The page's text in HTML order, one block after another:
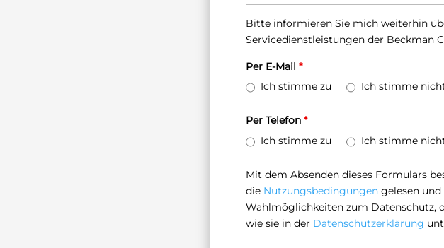
Bitte informieren Sie mich weiterhin
Servicedienstleistungen der Beckman
Per E-Mail *
Ich stimme zu
Ich stimme
Per Telefon *
Ich stimme zu
Ich stimme
Mit dem Absenden dieses Formulars
die Nutzungsbedingungen gelesen
Wahlmöglichkeiten zum Datenschutz,
wie sie in der Datenschutzerklärung